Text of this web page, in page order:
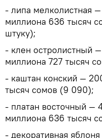
- липа мелколистная
миллиона 636 тысяч
штуку);
- клен остролистный
миллиона 727 тысяч
- каштан конский —
тысяч сомов (9 090);
- платан восточный —
миллиона 636 тысяч
- декоративная